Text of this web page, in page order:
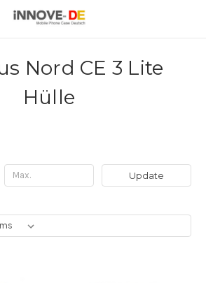
Nord CE 3 Lite
Hülle
Update